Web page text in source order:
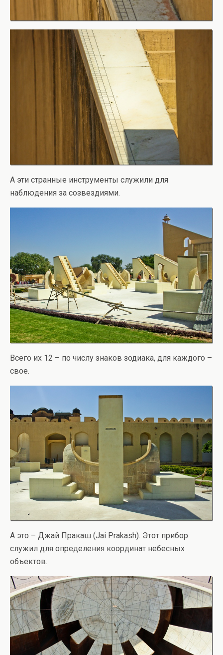
А эти странные инструменты служили для
наблюдения за созвездиями.
Всего их 12 – по числу знаков зодиака, для каждого –
свое.
А это – Джай Пракаш (Jai Prakash). Этот прибор
служил для определения координат небесных
объектов.